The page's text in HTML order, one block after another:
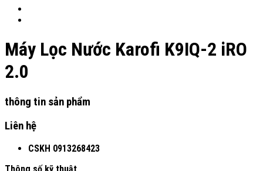
Máy Lọc Nước Karofi K9IQ-2 iRO
2.0
thông tin sản phẩm
Liên hệ
CSKH 0913268423